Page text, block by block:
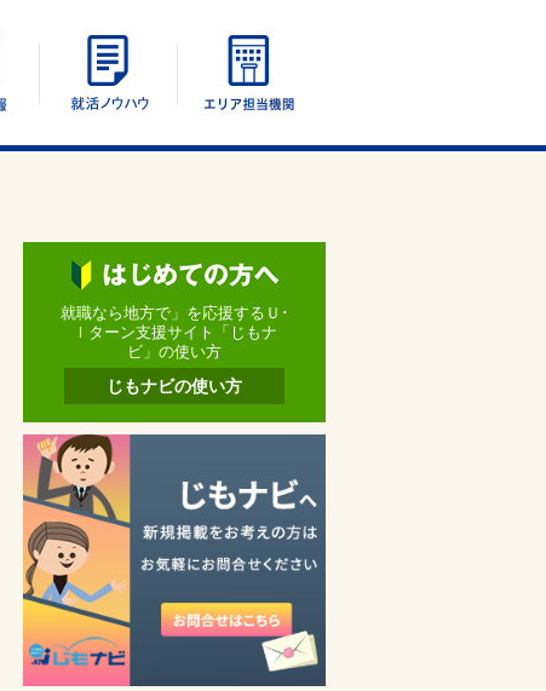
エリア別情報 UIターン就活ノウハウ
就職なら地方で」を応援するＵ･
Ｉターン支援サイト「じもナ
ビ」の使い方
じもナビの使い方